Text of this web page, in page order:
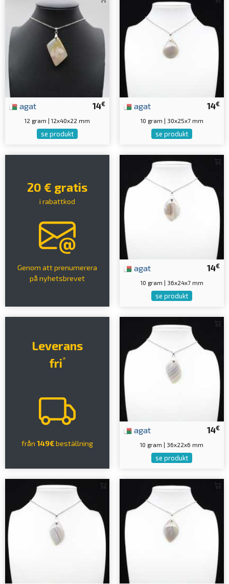
14€
agat
12 gram | 12x40x22 mm
se produkt
14€
agat
10 gram | 30x25x7 mm
se produkt
20 € gratis
i rabattkod
Genom att prenumerera
på nyhetsbrevet
14€
agat
10 gram | 36x24x7 mm
se produkt
Leverans
fri*
från 149€beställning
14€
agat
10 gram | 36x22x6 mm
se produkt